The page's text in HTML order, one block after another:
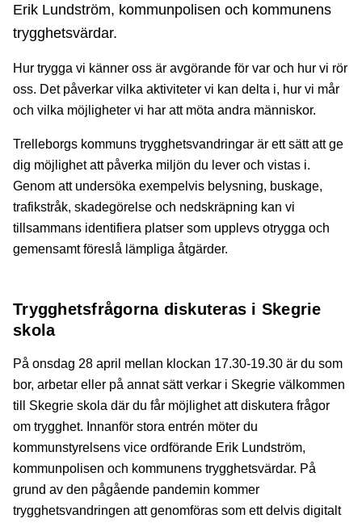
Erik Lundström, kommunpolisen och kommunens
trygghetsvärdar.
Hur trygga vi känner oss är avgörande för var och hur vi rör
oss. Det påverkar vilka aktiviteter vi kan delta i, hur vi mår
och vilka möjligheter vi har att möta andra människor.
Trelleborgs kommuns trygghetsvandringar är ett sätt att ge
dig möjlighet att påverka miljön du lever och vistas i.
Genom att undersöka exempelvis belysning, buskage,
trafikstråk, skadegörelse och nedskräpning kan vi
tillsammans identifiera platser som upplevs otrygga och
gemensamt föreslå lämpliga åtgärder.
Trygghetsfrågorna diskuteras i Skegrie
skola
På onsdag 28 april mellan klockan 17.30-19.30 är du som
bor, arbetar eller på annat sätt verkar i Skegrie välkommen
till Skegrie skola där du får möjlighet att diskutera frågor
om trygghet. Innanför stora entrén möter du
kommunstyrelsens vice ordförande Erik Lundström,
kommunpolisen och kommunens trygghetsvärdar. På
grund av den pågående pandemin kommer
trygghetsvandringen att genomföras som ett delvis digitalt